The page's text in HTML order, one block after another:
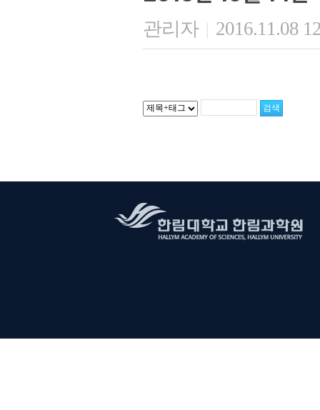
관리자 | 2016.11.08